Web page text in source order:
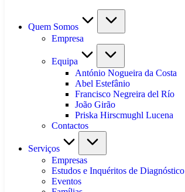
Quem Somos
Empresa
Equipa
António Nogueira da Costa
Abel Estefânio
Francisco Negreira del Río
João Girão
Priska Hirscmughl Lucena
Contactos
Serviços
Empresas
Estudos e Inquéritos de Diagnóstico
Eventos